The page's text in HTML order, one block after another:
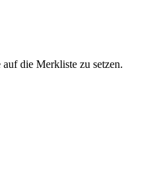
die Merkliste zu setzen.